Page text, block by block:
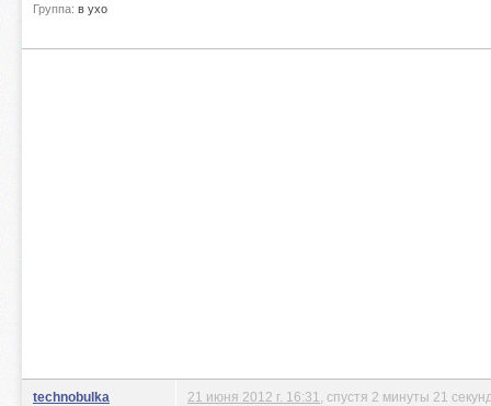
Группа: в ухо
technobulka 21 июня 2012 г. 16:31 , спустя 2 минуты 21